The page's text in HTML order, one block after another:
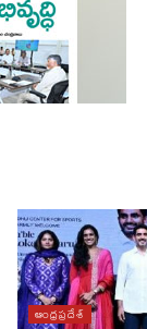
ఆంధ్రప్రదేశ్